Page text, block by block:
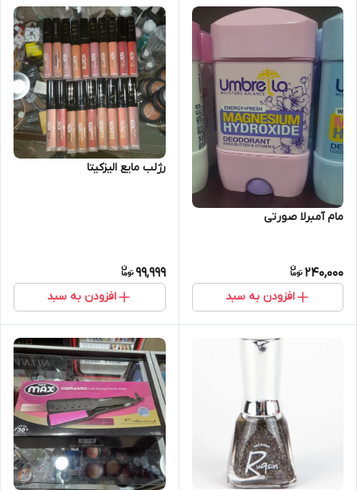
مام آمبرلا صورتی
240,000
افزودن به سبد
رژلب مایع الیزکیتا
99,999
افزودن به سبد